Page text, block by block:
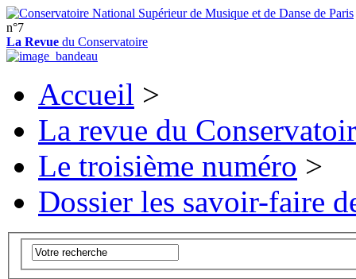
n°7
La Revue du Conservatoire
Accueil >
La revue du
Le troisième numéro >
Dossier les savoir-faire